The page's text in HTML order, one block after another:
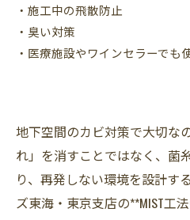
・施工中の飛散防止
・臭い対策
・医療施設やワインセラーでも
地下空間のカビ対策で大切な
れ」を消すことではなく、菌
り、再発しない環境を設計す
ズ東海・東京支店の**MIST工